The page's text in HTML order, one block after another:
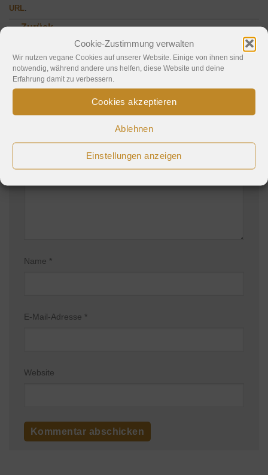
Cookie-Zustimmung verwalten
Wir nutzen vegane Cookies auf unserer Website. Einige von ihnen sind
notwendig, während andere uns helfen, diese Website und deine
Erfahrung damit zu verbessern.
Cookies akzeptieren
Ablehnen
Einstellungen anzeigen
URL
←Zurück
Deine E-Mail-Adresse wird nicht veröffentlicht.
Name *
E-Mail-Adresse *
Website